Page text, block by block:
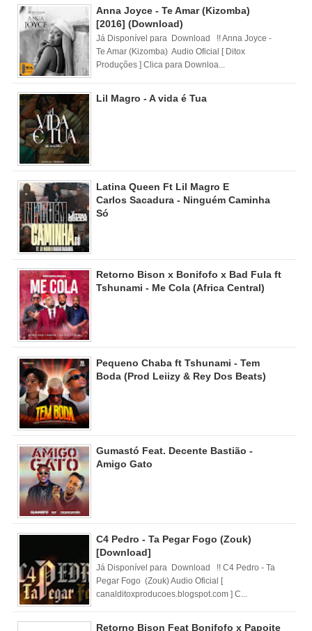
Anna Joyce - Te Amar (Kizomba)
[2016] (Download)
Já Disponível para Download !! Anna Joyce -
Te Amar (Kizomba) Audio Oficial [ Ditox
Produções ] Clica para Downloa...
Lil Magro - A vida é Tua
Latina Queen Ft Lil Magro E
Carlos Sacadura - Ninguém Caminha
Só
Retorno Bison x Bonifofo x Bad Fula ft
Tshunami - Me Cola (Africa Central)
Pequeno Chaba ft Tshunami - Tem
Boda (Prod Leiizy & Rey Dos Beats)
Gumastó Feat. Decente Bastião -
Amigo Gato
C4 Pedro - Ta Pegar Fogo (Zouk)
[Download]
Já Disponível para Download !! C4 Pedro - Ta
Pegar Fogo (Zouk) Audio Oficial [
canalditoxproducoes.blogspot.com ] C...
Retorno Bison Feat Bonifofo x Papoite